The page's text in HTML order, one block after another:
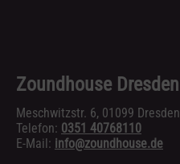
Zoundhouse Dresden
Meschwitzstr. 6, 01099 Dresden
Telefon: 0351 40768110
E-Mail: info@zoundhouse.de